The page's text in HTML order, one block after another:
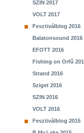
SZIN 2017
VOLT 2017
Fesztiválblog 2016
Balatonsound 2016
EFOTT 2016
Fishing on Orfű
Strand 2016
Sziget 2016
SZIN 2016
VOLT 2016
Fesztiválblog 2015